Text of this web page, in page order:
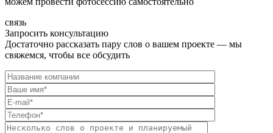
связь
Запросить консультацию
Достаточно рассказать пару слов о вашем проекте — мы
свяжемся, чтобы все обсудить